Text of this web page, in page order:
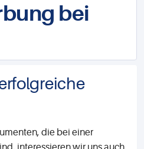
bei
die bei einer